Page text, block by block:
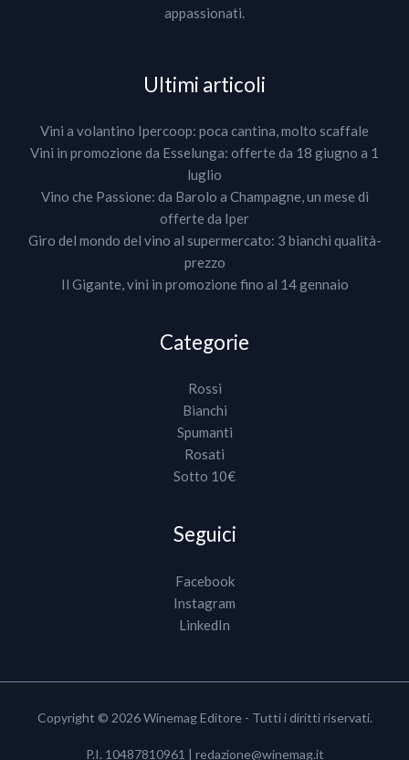
appassionati.
Ultimi articoli
Vini a volantino Ipercoop: poca cantina, molto scaffale
Vini in promozione da Esselunga: offerte da 18 giugno a 1
luglio
Vino che Passione: da Barolo a Champagne, un mese di
offerte da Iper
Giro del mondo del vino al supermercato: 3 bianchi qualità-
prezzo
Il Gigante, vini in promozione fino al 14 gennaio
Categorie
Rossi
Bianchi
Spumanti
Rosati
Sotto 10€
Seguici
Facebook
Instagram
LinkedIn
Copyright © 2026 Winemag Editore - Tutti i diritti riservati.
P.I. 10487810961 | redazione@winemag.it